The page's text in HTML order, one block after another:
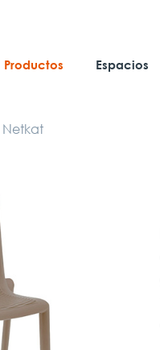
Productos Espacios
Netkat